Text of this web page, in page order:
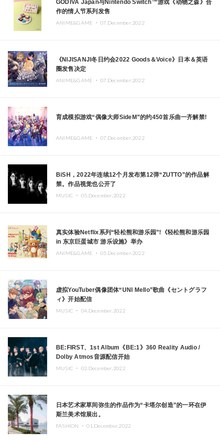
GODIVA Japan与Nintendo Switch™游戏《动物之森》合
作的情人节系列发售
ANIME&GAME ・07.December.2022
《NIJISANJI冬日约会2022 Goods＆Voice》日本＆英语
圈发售决定
ANIME&GAME ・07.December.2022
育成模拟游戏“偶像大师SideM”的约450首乐曲一齐解禁!
ANIME&GAME ・07.December.2022
BiSH，2022年连续12个月发布第12弹“ZUTTO”的作品解
禁。作品视觉也公开了
MUSIC ・ 05.December.2022
真实体验Netflix系列“轻松熊和游乐园”!《轻松熊和游乐园
in 东京巨蛋城市 游乐设施》举办
ANIME&GAME ・05.December.2022
虚拟YouTuber偶像团体“UNI Mello”歌曲《セントグラフ
ィ》开始配信
MUSIC ・ 04.December.2022
BE:FIRST、1st Album《BE:1》360 Reality Audio /
Dolby Atmos音源配信开始
MUSIC ・ 02.December.2022
日本艺术家草间弥生的作品作为“卡塔尔创造”的一环在伊
斯兰美术馆展出。
FASHION ・01.December.2022